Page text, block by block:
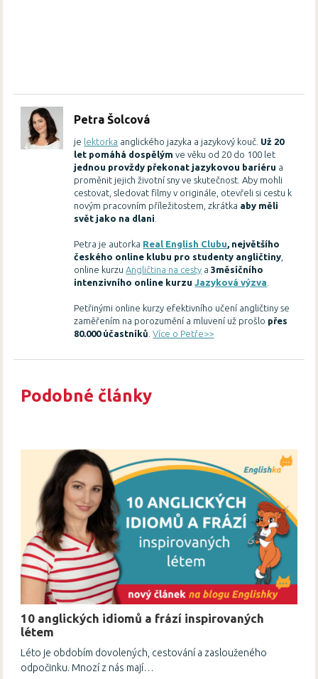
Petra Šolcová
je lektorka anglického jazyka a jazykový kouč. Už 20
let pomáhá dospělým ve věku od 20 do 100 let
jednou provždy překonat jazykovou bariéru a
proměnit jejich životní sny ve skutečnost. Aby mohli
cestovat, sledovat filmy v originále, otevřeli si cestu k
novým pracovním příležitostem, zkrátka aby měli
svět jako na dlani
Petra je autorka Real English Clubu , největšího
českého online klubu pro studenty angličtiny
online kurzu Angličtina na cesty a3měsíčního
intenzivního online kurzu Jazyková výzva
Petřinými online kurzy efektivního učení angličtiny se
zaměřením na porozumění a mluvení už prošlo přes
80.000 účastníků .Více o Petře>>
Podobné články
10 anglických idiomů a frází inspirovaných
létem
Léto je obdobím dovolených, cestování a zaslouženého
odpočinku. Mnozí z nás mají…